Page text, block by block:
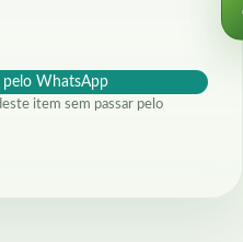
pelo WhatsApp
item sem passar pelo